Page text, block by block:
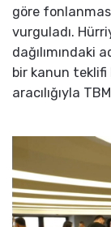
göre
vurguladı.
dağılımındaki
bir kanun teklifi
aracılığıyla